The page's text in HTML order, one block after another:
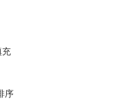
充
序